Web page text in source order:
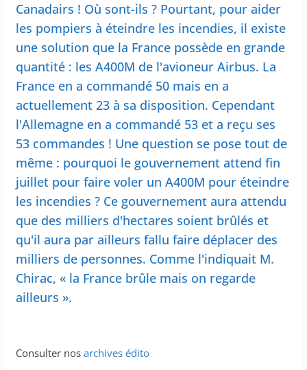
Canadairs ! Où sont-ils ? Pourtant, pour aider
les pompiers à éteindre les incendies, il existe
une solution que la France possède en grande
quantité : les A400M de l'avioneur Airbus. La
France en a commandé 50 mais en a
actuellement 23 à sa disposition. Cependant
l'Allemagne en a commandé 53 et a reçu ses
53 commandes ! Une question se pose tout de
même : pourquoi le gouvernement attend fin
juillet pour faire voler un A400M pour éteindre
les incendies ? Ce gouvernement aura attendu
que des milliers d'hectares soient brûlés et
qu'il aura par ailleurs fallu faire déplacer des
milliers de personnes. Comme l'indiquait M.
Chirac, « la France brûle mais on regarde
ailleurs ».
Consulter nos archives édito